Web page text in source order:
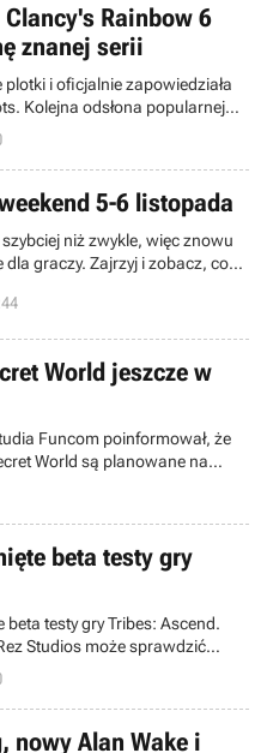
Rainbow 6
znanej serii
i oficjalnie zapowiedziała
Kolejna odsłona popularnej
na rynku w 2013 roku.
5-6 listopada
niż zwykle, więc znowu
dla graczy. Zajrzyj i zobacz, co
World jeszcze w
World są planowane na
beta testy gry
testy gry Tribes: Ascend.
Studios może sprawdzić
nowy Alan Wake i